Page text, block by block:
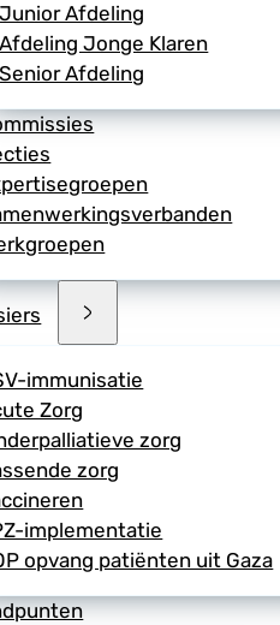
Junior Afdeling
Afdeling Jonge Klaren
Senior Afdeling
immunisatie
Zorg
zorg
zorg
implementatie
opvang patiënten uit Gaza
Stichting
van Rijnstate
Award 2026.
bijzondere
baby’s: waar
couveuse of
plaatsvindt.
Binnen
kinderartsen,
plaatsvinden
ziekenhuis
Met de
goede
baby’s tijdens
anders kan”,